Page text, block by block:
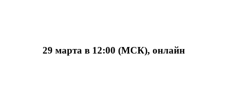
29 марта в 12:00 (МСК), онлайн